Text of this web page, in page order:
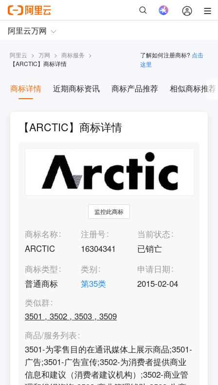
阿里云 > 万网 > 商标服务 >
【ARCTIC】商标详情
了解如何注册商标? 点击
这里
商标详情 近期商标资讯 商标产品推荐 相似商标推荐
【ARCTIC】商标详情
监控此商标
商标名称
ARCTIC
注册号
16304341
当前状态
已销亡
商标类型
普通商标
类别
第35类
申请日期
2015-02-04
类似群
3501 ,3502 ,3503 ,3509
商品/服务列表
3501-为零售目的在通讯媒体上展示商品;3501-
广告;3501-广告宣传;3502-为消费者提供商业
信息和建议（消费者建议机构）;3502-商业管